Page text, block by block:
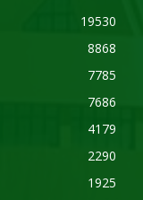
19530
8868
7785
7686
4179
2290
1925